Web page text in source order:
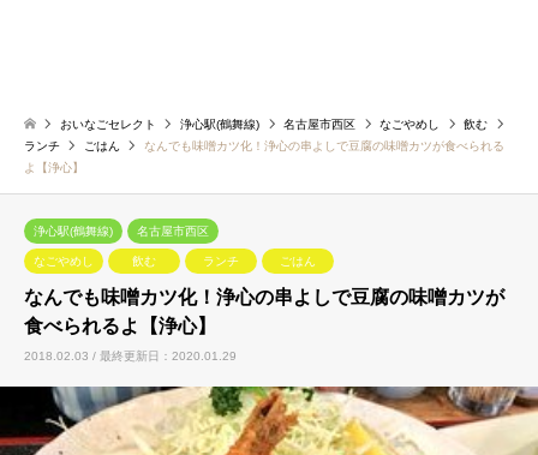
おいなごセレクト 浄心駅(鶴舞線) 名古屋市西区 なごやめし
飲む
ランチ
ごはん
なんでも味噌カツ化！浄心の串よしで豆腐の味噌カツが食べられる
よ【浄心】
浄心駅(鶴舞線) 名古屋市西区
なごやめし 飲む ランチ ごはん
なんでも味噌カツ化！浄心の串よしで豆腐の味噌カツが
食べられるよ【浄心】
2018.02.03 / 最終更新日：2020.01.29